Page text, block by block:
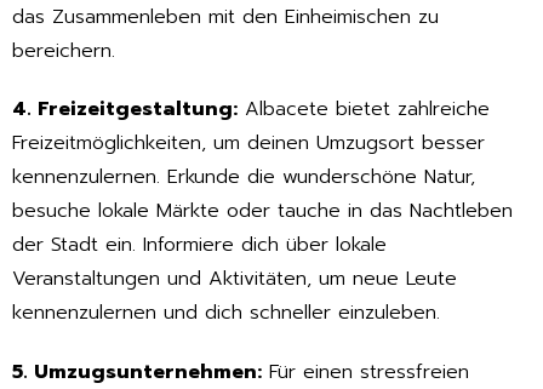
das Zusammenleben mit den Einheimischen zu
bereichern.
4. Freizeitgestaltung: Albacete bietet zahlreiche
Freizeitmöglichkeiten, um deinen Umzugsort besser
kennenzulernen. Erkunde die wunderschöne Natur,
besuche lokale Märkte oder tauche in das Nachtleben
der Stadt ein. Informiere dich über lokale
Veranstaltungen und Aktivitäten, um neue Leute
kennenzulernen und dich schneller einzuleben.
5. Umzugsunternehmen: Für einen stressfreien